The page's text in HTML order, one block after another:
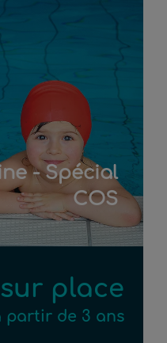
- Spécial
COS
place
partir de 3 ans